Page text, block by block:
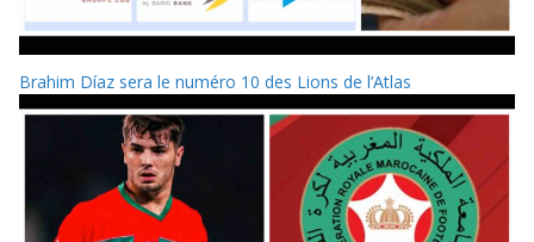
Brahim Díaz sera le numéro 10 des Lions de l’Atlas